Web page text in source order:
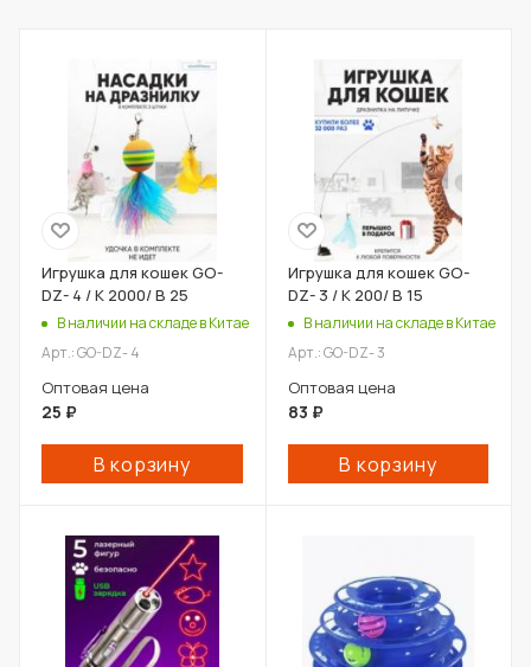
Игрушка для кошек GO-
DZ- 4 / К 2000/ В 25
В наличии на складе в Китае
Арт.: GO-DZ- 4
Оптовая цена
25 ₽
В корзину
Игрушка для кошек GO-
DZ- 3 / К 200/ В 15
В наличии на складе в Китае
Арт.: GO-DZ- 3
Оптовая цена
83 ₽
В корзину